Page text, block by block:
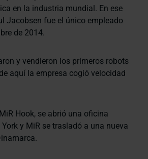
en la industria mundial. En ese
Jacobsen fue el único empleado
de 2014.
y vendieron los primeros robots
aquí la empresa cogió velocidad
Hook, se abrió una oficina
y MiR se trasladó a una nueva